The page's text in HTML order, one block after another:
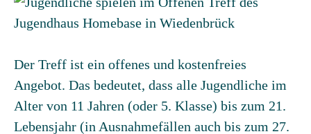
Der Treff ist ein offenes und kostenfreies
Angebot. Das bedeutet, dass alle Jugendliche im
Alter von 11 Jahren (oder 5. Klasse) bis zum 21.
Lebensjahr (in Ausnahmefällen auch bis zum 27.